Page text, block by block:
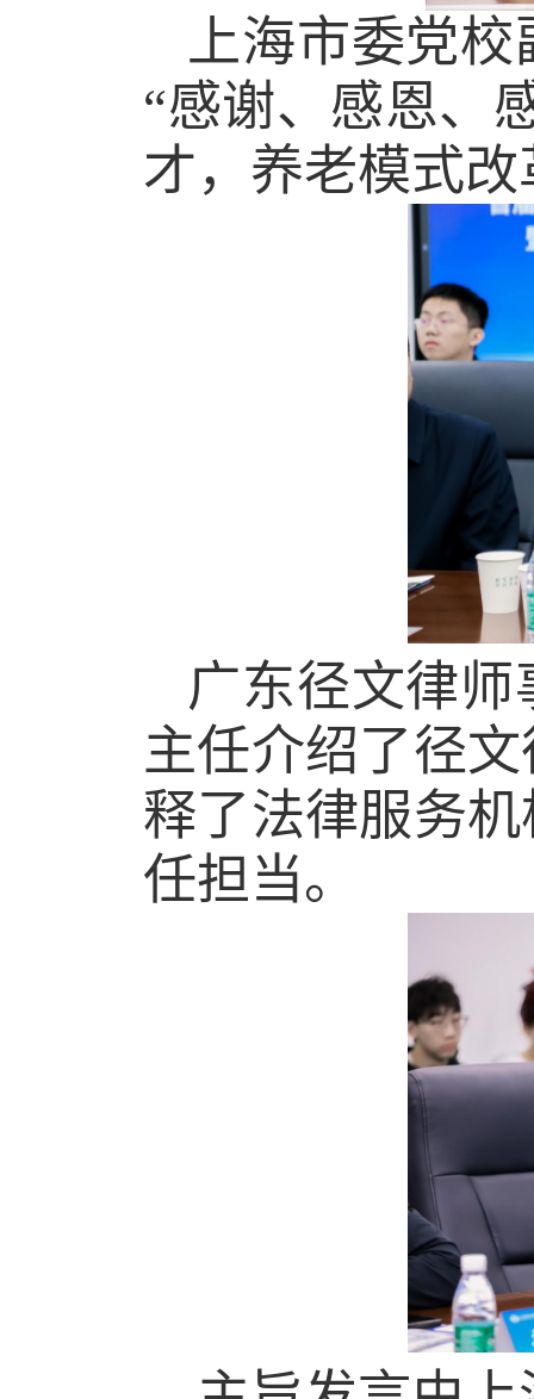
上海市委党
“感谢、感恩、
才，养老模式
广东径文律
主任介绍了径
释了法律服务
任担当。